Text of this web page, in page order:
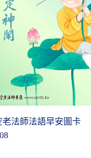
老法師法語早安圖卡